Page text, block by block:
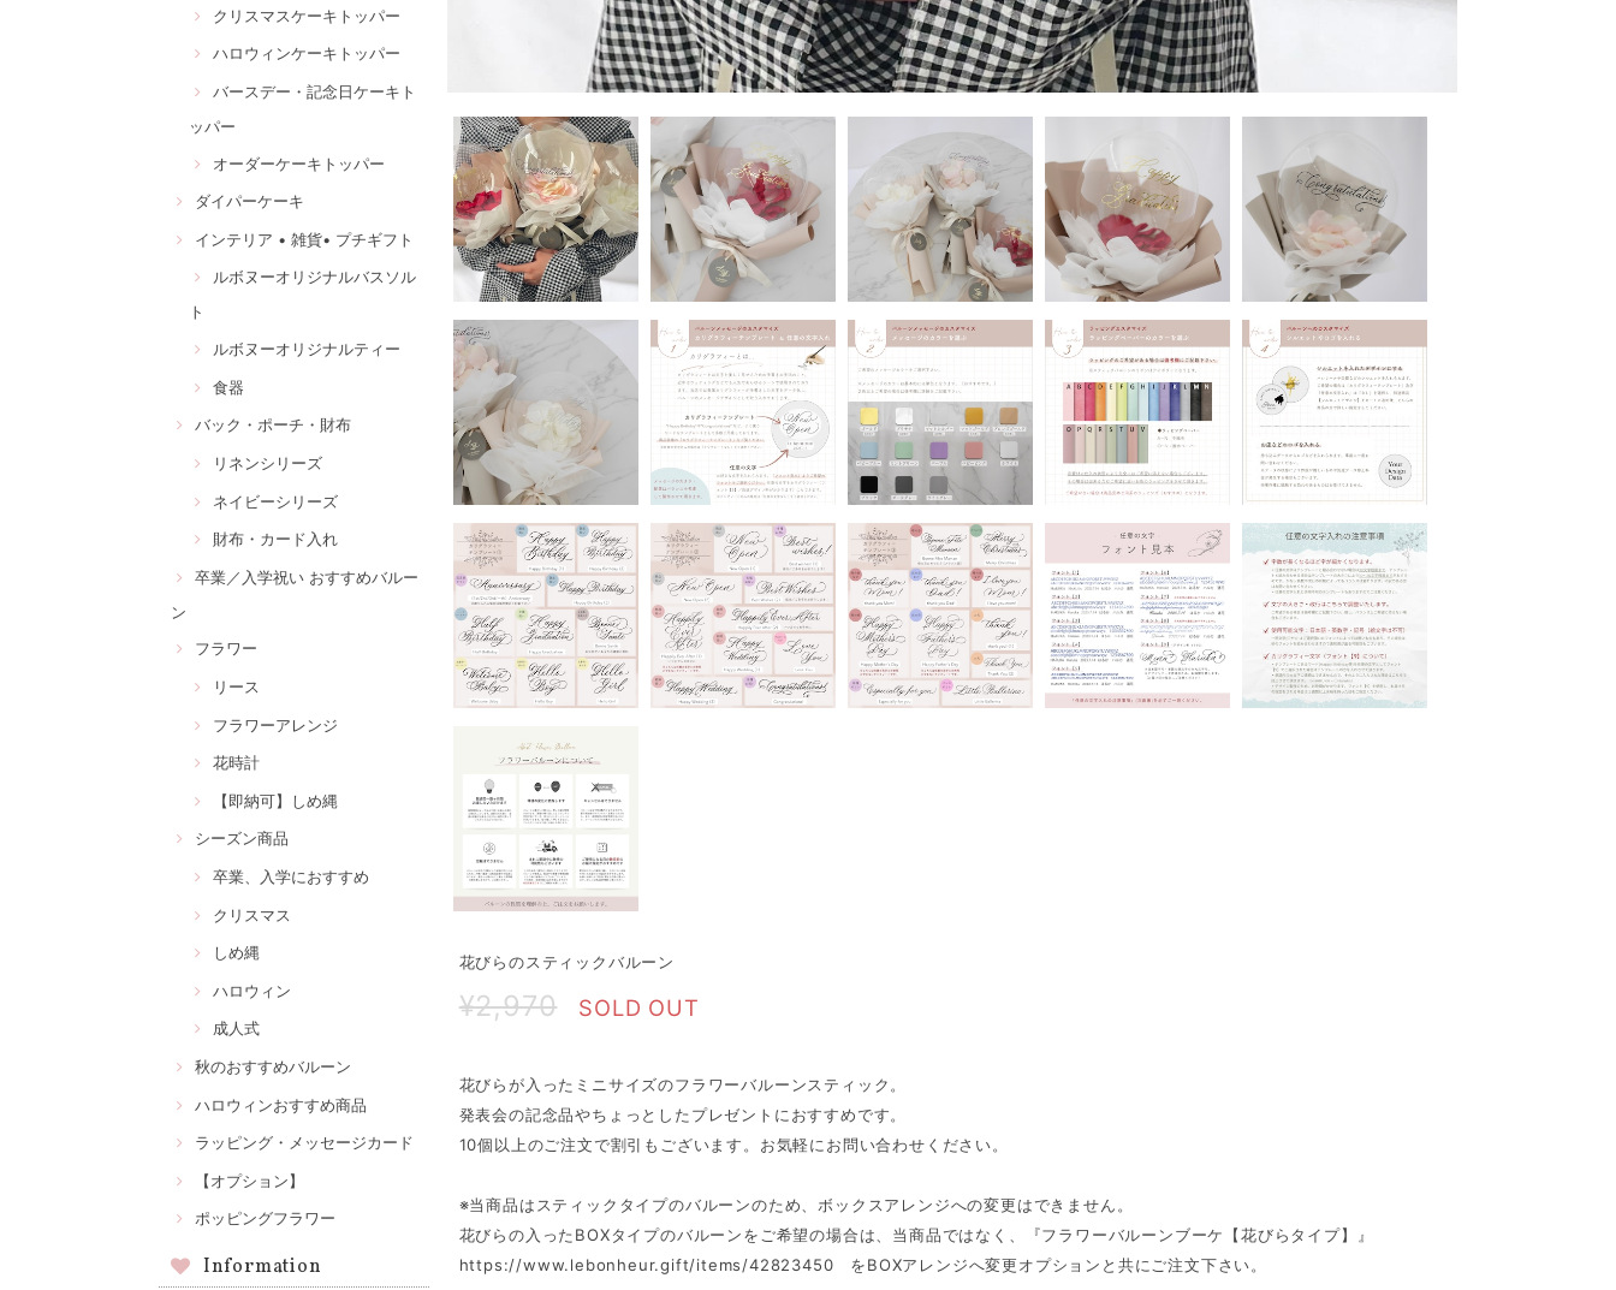
クリスマスケーキトッパー
ハロウィンケーキトッパー
バースデー・記念日ケーキト
ッパー
オーダーケーキトッパー
ダイパーケーキ
インテリア • 雑貨• プチギフト
ルボヌーオリジナルバスソル
ト
ルボヌーオリジナルティー
食器
バック・ポーチ・財布
リネンシリーズ
ネイビーシリーズ
財布・カード入れ
卒業／入学祝い おすすめバルー
ン
フラワー
リース
フラワーアレンジ
花時計
【即納可】しめ縄
シーズン商品
卒業、入学におすすめ
クリスマス
しめ縄
ハロウィン
成人式
秋のおすすめバルーン
ハロウィンおすすめ商品
ラッピング・メッセージカード
【オプション】
ポッピングフラワー
Information
花びらのスティックバルーン
¥2,970 SOLD OUT
花びらが入ったミニサイズのフラワーバルーンスティック。
発表会の記念品やちょっとしたプレゼントにおすすめです。
10個以上のご注文で割引もございます。お気軽にお問い合わせください。
※当商品はスティックタイプのバルーンのため、ボックスアレンジへの変更はできません。
花びらの入ったBOXタイプのバルーンをご希望の場合は、当商品ではなく、『フラワーバルーンブーケ【花びらタイプ】』
https://www.lebonheur.gift/items/42823450 をBOXアレンジへ変更オプションと共にご注文下さい。